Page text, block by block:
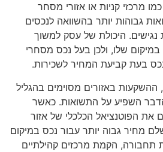
מרכזי קניות או אזורי מסחר
גבוהות יותר בהשוואה לנכסים
נגישים. היכולת של עסק למשוך
במיקום שלו, ולכן בעל נכס מסחרי
בעת קביעת המחיר לשכירות.
באזורים מסוימים בהגליל
השפיע על התשואות. כאשר
את הפוטנציאל הכלכלי של אזור
מחיר גבוה יותר עבור נכס במיקום
הקמת מרכזים קהילתיים